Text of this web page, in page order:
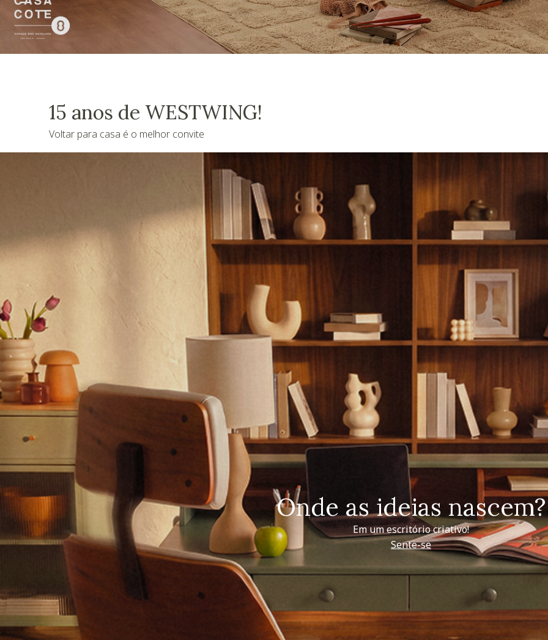
15 anos de WESTWING!
Voltar para casa é o melhor convite
Onde as ideias nascem?
Em um escritório criativo!
Sente-se